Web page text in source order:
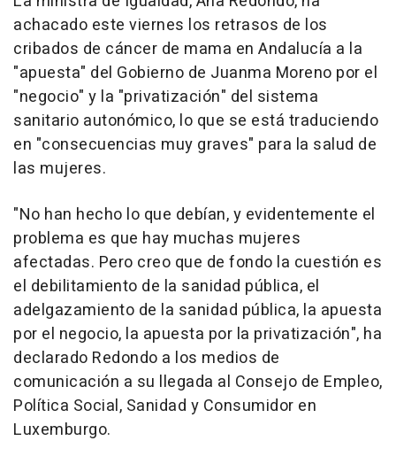
achacado este viernes los retrasos de los
cribados de cáncer de mama en Andalucía a la
"apuesta" del Gobierno de Juanma Moreno por el
"negocio" y la "privatización" del sistema
sanitario autonómico, lo que se está traduciendo
en "consecuencias muy graves" para la salud de
las mujeres.
"No han hecho lo que debían, y evidentemente el
problema es que hay muchas mujeres
afectadas. Pero creo que de fondo la cuestión es
el debilitamiento de la sanidad pública, el
adelgazamiento de la sanidad pública, la apuesta
por el negocio, la apuesta por la privatización", ha
declarado Redondo a los medios de
comunicación a su llegada al Consejo de Empleo,
Política Social, Sanidad y Consumidor en
Luxemburgo.